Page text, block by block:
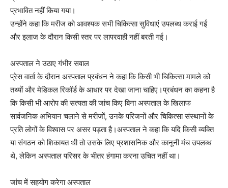
प्रभावित नहीं किया गया।
उन्होंने कहा कि मरीज को आवश्यक सभी चिकित्सा सुविधाएं उपलब्ध कराई गईं
और इलाज के दौरान किसी स्तर पर लापरवाही नहीं बरती गई।
अस्पताल ने उठाए गंभीर सवाल
प्रेस वार्ता के दौरान अस्पताल प्रबंधन ने कहा कि किसी भी चिकित्सा मामले को
तथ्यों और मेडिकल रिकॉर्ड के आधार पर देखा जाना चाहिए।प्रबंधन का कहना है
कि किसी भी आरोप की सत्यता की जांच किए बिना अस्पताल के खिलाफ
सार्वजनिक अभियान चलाने से मरीजों, उनके परिजनों और चिकित्सा संस्थानों के
प्रति लोगों के विश्वास पर असर पड़ता है।अस्पताल ने कहा कि यदि किसी व्यक्ति
या संगठन को शिकायत थी तो उसके लिए प्रशासनिक और कानूनी मंच उपलब्ध
थे, लेकिन अस्पताल परिसर के भीतर हंगामा करना उचित नहीं था।
जांच में सहयोग करेगा अस्पताल